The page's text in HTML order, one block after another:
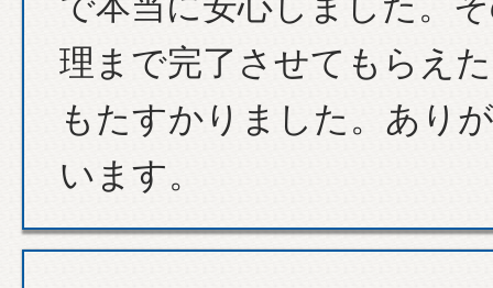
理まで完了させてもらえ
もたすかりました。あり
います。